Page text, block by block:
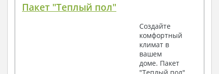
Пакет "Теплый пол"
Создайте
комфортный
климат в
вашем
доме. Пакет
"Теплый пол"